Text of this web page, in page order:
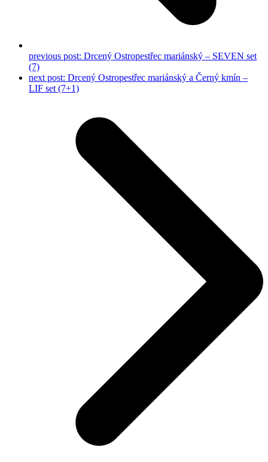
previous post: Drcený Ostropestřec mariánský – SEVEN set
(7)
next post: Drcený Ostropestřec mariánský a Černý kmín –
LIF set (7+1)